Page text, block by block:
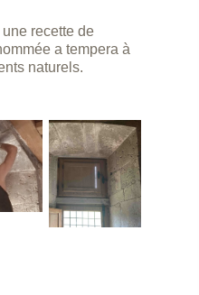
recette de
a tempera à
naturels.